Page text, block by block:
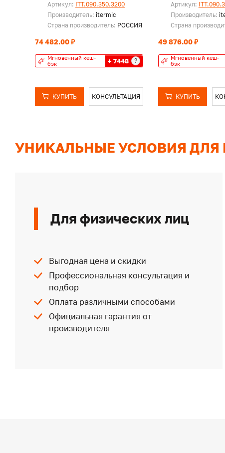
Артикул: ITT.090.350.3200
Производитель: itermic
Страна производитель: РОССИЯ
74 482.00 ₽
Мгновенный кеш-
бэк
+ 7448 ?
КУПИТЬ КОНСУЛЬТАЦИЯ
Артикул:
Производитель:
Страна
49 876.00 ₽
Мгновенный кеш-
бэк
КУПИТЬ
УНИКАЛЬНЫЕ УСЛОВИЯ ДЛЯ
Для физических лиц
Выгодная цена и скидки
Профессиональная консультация и
подбор
Оплата различными способами
Официальная гарантия от
производителя